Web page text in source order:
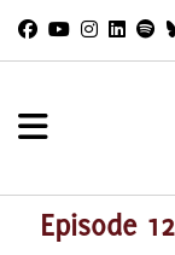
Episode